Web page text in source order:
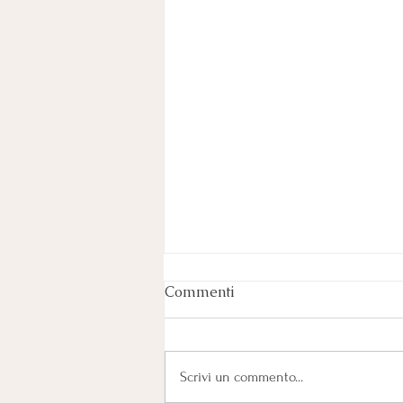
Commenti
Scrivi un commento...